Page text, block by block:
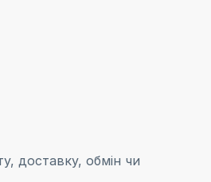
доставку, обмін чи